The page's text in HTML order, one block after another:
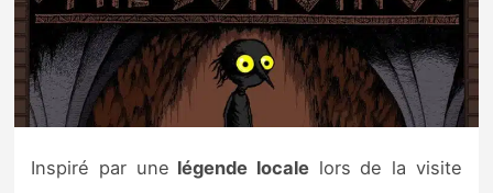
Rumeurs
Nintendo Direct
Tests et previews
Inspiré par une légende localelors de la visite